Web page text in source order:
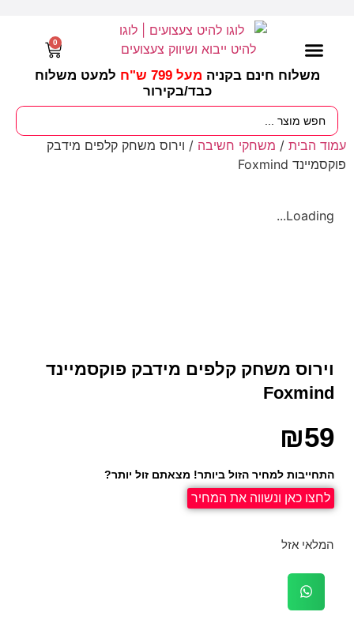
משלוח חינם בקניה מעל 799 ש"ח
למעט משלוח
כבד/בקירור
0
עמוד הבית / משחקי חשיבה / וירוס משחק קלפים מידבק
פוקסמיינד Foxmind
Loading...
וירוס משחק קלפים מידבק פוקסמיינד
Foxmind
₪59
התחייבות למחיר הזול ביותר! מצאתם זול יותר?
לחצו כאן ונשווה את המחיר
המלאי אזל